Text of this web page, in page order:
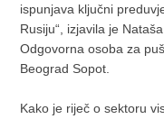
ispunjava ključni
Rusiju“, izjavila je
Odgovorna osoba za
Beograd Sopot.
Kako je riječ o sektoru